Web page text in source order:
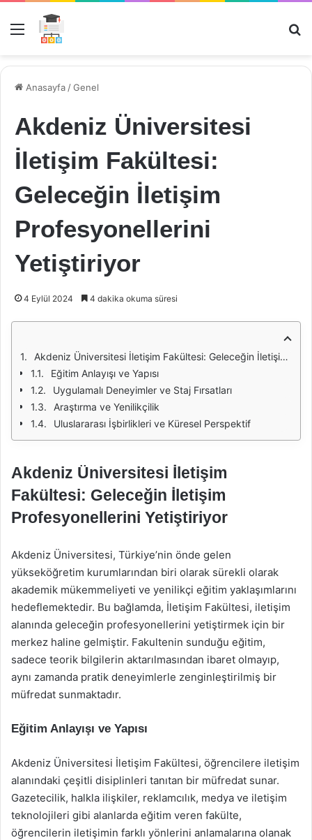
Menü
Anasayfa /Genel
Akdeniz Üniversitesi
İletişim Fakültesi:
Geleceğin İletişim
Profesyonellerini
Yetiştiriyor
4 Eylül 2024 4 dakika okuma süresi
Akdeniz Üniversitesi İletişim Fakültesi: Geleceğin İletişim Profesyonellerini Yetiştiriyor
Eğitim Anlayışı ve Yapısı
Uygulamalı Deneyimler ve Staj Fırsatları
Araştırma ve Yenilikçilik
Uluslararası İşbirlikleri ve Küresel Perspektif
Akdeniz Üniversitesi İletişim
Fakültesi: Geleceğin İletişim
Profesyonellerini Yetiştiriyor
Akdeniz Üniversitesi, Türkiye’nin önde gelen
yükseköğretim kurumlarından biri olarak sürekli olarak
akademik mükemmeliyeti ve yenilikçi eğitim yaklaşımlarını
hedeflemektedir. Bu bağlamda, İletişim Fakültesi, iletişim
alanında geleceğin profesyonellerini yetiştirmek için bir
merkez haline gelmiştir. Fakultenin sunduğu eğitim,
sadece teorik bilgilerin aktarılmasından ibaret olmayıp,
aynı zamanda pratik deneyimlerle zenginleştirilmiş bir
müfredat sunmaktadır.
Eğitim Anlayışı ve Yapısı
Akdeniz Üniversitesi İletişim Fakültesi, öğrencilere iletişim
alanındaki çeşitli disiplinleri tanıtan bir müfredat sunar.
Gazetecilik, halkla ilişkiler, reklamcılık, medya ve iletişim
teknolojileri gibi alanlarda eğitim veren fakülte,
öğrencilerin iletişimin farklı yönlerini anlamalarına olanak